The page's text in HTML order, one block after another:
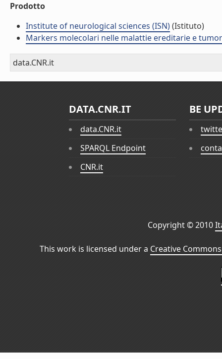
Prodotto
Institute of neurological sciences (ISN)(Istituto)
Markers molecolari nelle malattie ereditarie e
data.CNR.it
DATA.CNR.IT
data.CNR.it
SPARQL Endpoint
CNR.it
BE
Copyright © 2010
This work is licensed under a Creative